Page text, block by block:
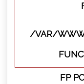
/VAR/
FP